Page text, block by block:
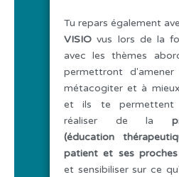
Tu repars également
VISIO vus lors de la
avec les thèmes
permettront
métacogiter et à
et ils te permettent
réaliser de la
(éducation
patient et ses proches
et sensibiliser sur ce